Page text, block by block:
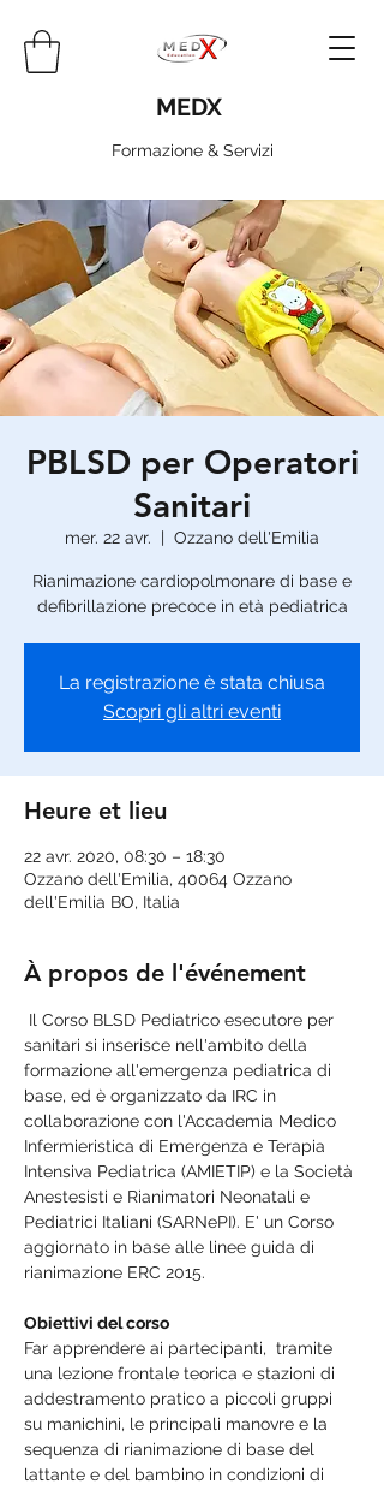
MEDX
Formazione & Servizi
PBLSD per Operatori
Sanitari
mer. 22 avr.
  |
Ozzano dell'Emilia
Rianimazione cardiopolmonare di base e
defibrillazione precoce in età pediatrica
La registrazione è stata chiusa
Scopri gli altri eventi
Heure et lieu
22 avr. 2020, 08:30 – 18:30
Ozzano dell'Emilia, 40064 Ozzano
dell'Emilia BO, Italia
À propos de l'événement
Il Corso BLSD Pediatrico esecutore per
sanitari si inserisce nell'ambito della
formazione all'emergenza pediatrica di
base, ed è organizzato da IRC in
collaborazione con l'Accademia Medico
Infermieristica di Emergenza e Terapia
Intensiva Pediatrica (AMIETIP) e la Società
Anestesisti e Rianimatori Neonatali e
Pediatrici Italiani (SARNePI). E' un Corso
aggiornato in base alle linee guida di
rianimazione ERC 2015.
Obiettivi del corso
Far apprendere ai partecipanti,  tramite
una lezione frontale teorica e stazioni di
addestramento pratico a piccoli gruppi
su manichini, le principali manovre e la
sequenza di rianimazione di base del
lattante e del bambino in condizioni di